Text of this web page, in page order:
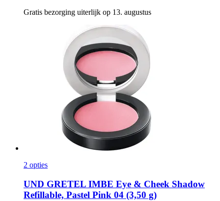
Gratis bezorging uiterlijk op 13. augustus
2 opties
UND GRETEL IMBE Eye & Cheek Shadow
Refillable, Pastel Pink 04 (3,50 g)